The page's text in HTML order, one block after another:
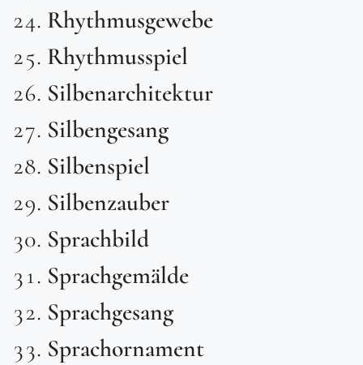
Rhythmusgewebe
Rhythmusspiel
Silbenarchitektur
Silbengesang
Silbenspiel
Silbenzauber
Sprachbild
Sprachgemälde
Sprachgesang
Sprachornament